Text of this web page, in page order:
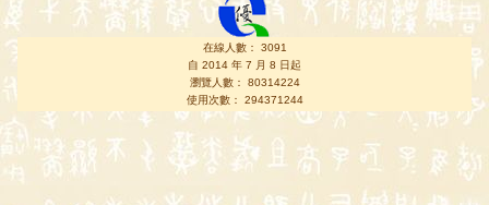
在線人數： 3091
自 2014 年 7 月 8 日起
瀏覽人數： 80314224
使用次數： 294371244